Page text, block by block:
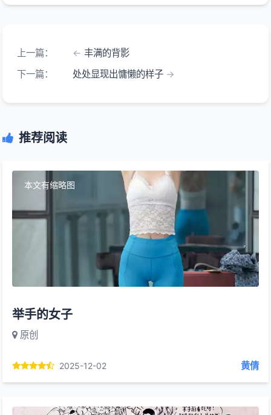
上一篇：
丰满的背影
下一篇：
处处显现出慵懒的样子
推荐阅读
本文有缩略图
举手的女子
原创
2025-12-02 黄倩